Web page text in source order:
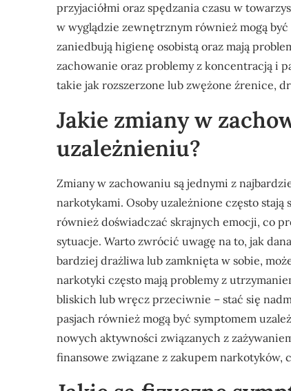
przyjaciółmi oraz spędzania czasu w
w wyglądzie zewnętrznym również mogą
zaniedbują higienę osobistą oraz mają
zachowanie oraz problemy z koncentracją i
takie jak rozszerzone lub zwężone źrenice,
Jakie zmiany w
uzależnieniu?
Zmiany w zachowaniu są jednymi z
narkotykami. Osoby uzależnione często
również doświadczać skrajnych emocji, co
sytuacje. Warto zwrócić uwagę na to, jak
bardziej drażliwa lub zamknięta w sobie,
narkotyki często mają problemy z
bliskich lub wręcz przeciwnie – stać się
pasjach również mogą być symptomem
nowych aktywności związanych z
finansowe związane z zakupem narkotyków,